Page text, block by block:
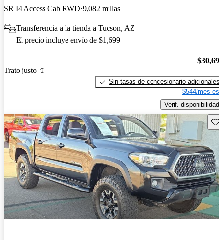
SR I4 Access Cab RWD 9,082 millas
Transferencia a la tienda a Tucson, AZ
El precio incluye envío de $1,699
Trato justo
Sin tasas de concesionario adicionales
$544/mes
Verif. disponibilidad